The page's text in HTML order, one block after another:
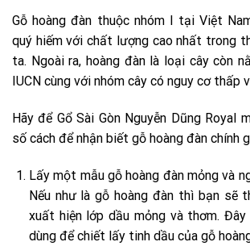
Gỗ hoàng đàn thuộc nhóm I tại Việt
quý hiếm với chất lượng cao nhất trong
ta. Ngoài ra, hoàng đàn là loại cây còn
IUCN cùng với nhóm cây có nguy cơ thấp
Hãy để Gổ Sài Gòn Nguyễn Dũng Royal
số cách để nhận biết gỗ hoàng đàn chính
Lấy một mẫu gỗ hoàng đàn mỏng và
Nếu như là gỗ hoàng đàn thì bạn sẽ
xuất hiện lớp dầu mỏng và thơm. Đây
dùng để chiết lấy tinh dầu của gỗ